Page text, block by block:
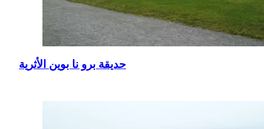
حديقة برو نا بوين الأثرية